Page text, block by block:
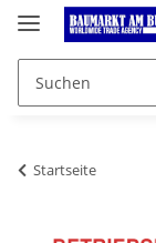
Startseite